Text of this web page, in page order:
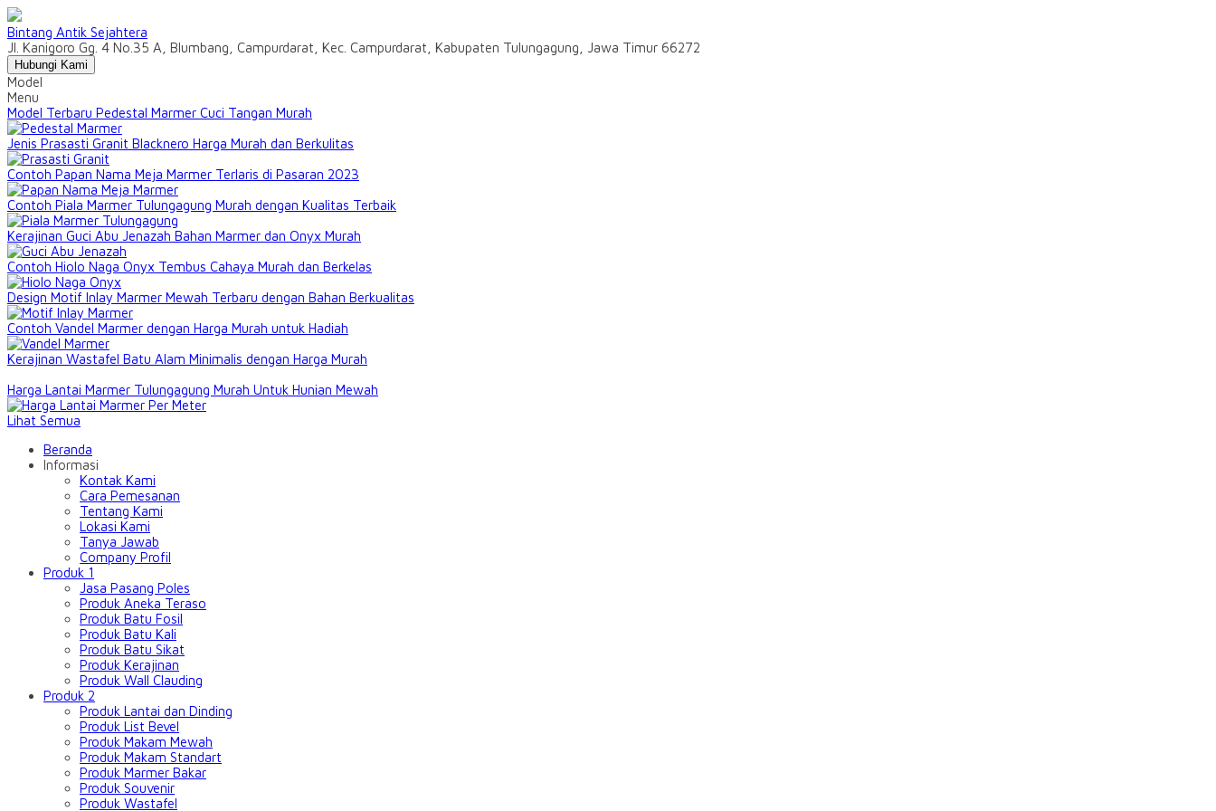
Bintang Antik Sejahtera
Jl. Kanigoro Gg. 4 No.35 A, Blumbang, Campurdarat, Kec. Campurdarat, Kabupaten Tulungagung, Jawa Timur 66272
Hubungi Kami
Model
Menu
Model Terbaru Pedestal Marmer Cuci Tangan Murah
Jenis Prasasti Granit Blacknero Harga Murah dan Berkulitas
Contoh Papan Nama Meja Marmer Terlaris di Pasaran 2023
Contoh Piala Marmer Tulungagung Murah dengan Kualitas Terbaik
Kerajinan Guci Abu Jenazah Bahan Marmer dan Onyx Murah
Contoh Hiolo Naga Onyx Tembus Cahaya Murah dan Berkelas
Design Motif Inlay Marmer Mewah Terbaru dengan Bahan Berkualitas
Contoh Vandel Marmer dengan Harga Murah untuk Hadiah
Kerajinan Wastafel Batu Alam Minimalis dengan Harga Murah
Harga Lantai Marmer Tulungagung Murah Untuk Hunian Mewah
Lihat Semua
Beranda
Informasi
Kontak Kami
Cara Pemesanan
Tentang Kami
Lokasi Kami
Tanya Jawab
Company Profil
Produk 1
Jasa Pasang Poles
Produk Aneka Teraso
Produk Batu Fosil
Produk Batu Kali
Produk Batu Sikat
Produk Kerajinan
Produk Wall Clauding
Produk 2
Produk Lantai dan Dinding
Produk List Bevel
Produk Makam Mewah
Produk Makam Standart
Produk Marmer Bakar
Produk Souvenir
Produk Wastafel